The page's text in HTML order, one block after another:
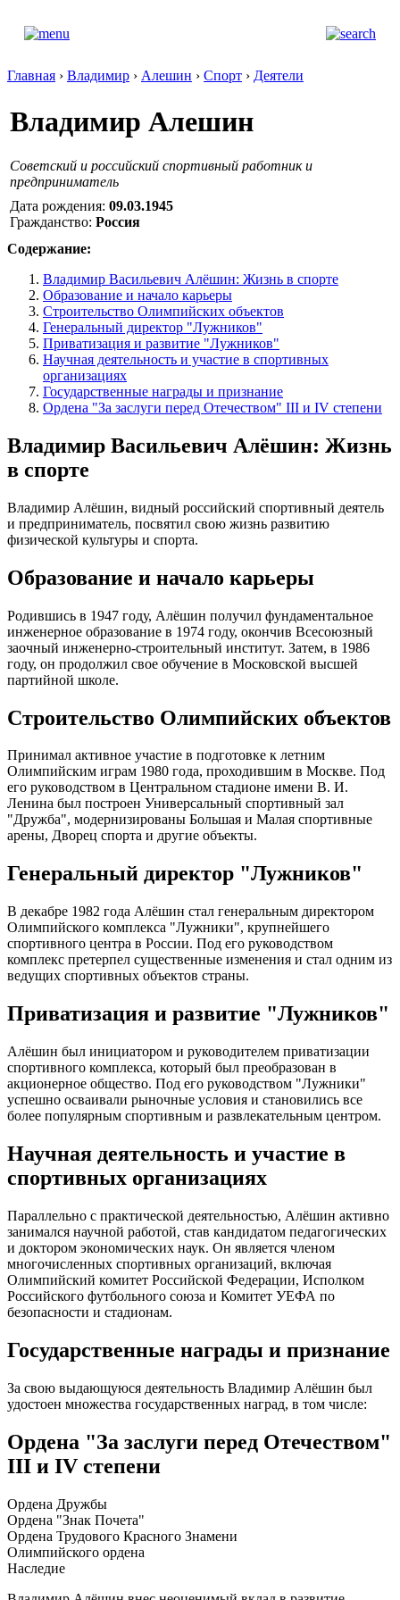
Главная › Владимир › Алешин › Спорт › Деятели
Владимир Алешин
Советский и российский спортивный работник и
предприниматель
Дата рождения: 09.03.1945
Гражданство: Россия
Содержание:
Владимир Васильевич Алёшин: Жизнь в спорте
Образование и начало карьеры
Строительство Олимпийских объектов
Генеральный директор "Лужников"
Приватизация и развитие "Лужников"
Научная деятельность и участие в спортивных
организациях
Государственные награды и признание
Ордена "За заслуги перед Отечеством" III и IV степени
Владимир Васильевич Алёшин: Жизнь
в спорте
Владимир Алёшин, видный российский спортивный деятель
и предприниматель, посвятил свою жизнь развитию
физической культуры и спорта.
Образование и начало карьеры
Родившись в 1947 году, Алёшин получил фундаментальное
инженерное образование в 1974 году, окончив Всесоюзный
заочный инженерно-строительный институт. Затем, в 1986
году, он продолжил свое обучение в Московской высшей
партийной школе.
Строительство Олимпийских объектов
Принимал активное участие в подготовке к летним
Олимпийским играм 1980 года, проходившим в Москве. Под
его руководством в Центральном стадионе имени В. И.
Ленина был построен Универсальный спортивный зал
"Дружба", модернизированы Большая и Малая спортивные
арены, Дворец спорта и другие объекты.
Генеральный директор "Лужников"
В декабре 1982 года Алёшин стал генеральным директором
Олимпийского комплекса "Лужники", крупнейшего
спортивного центра в России. Под его руководством
комплекс претерпел существенные изменения и стал одним из
ведущих спортивных объектов страны.
Приватизация и развитие "Лужников"
Алёшин был инициатором и руководителем приватизации
спортивного комплекса, который был преобразован в
акционерное общество. Под его руководством "Лужники"
успешно осваивали рыночные условия и становились все
более популярным спортивным и развлекательным центром.
Научная деятельность и участие в
спортивных организациях
Параллельно с практической деятельностью, Алёшин активно
занимался научной работой, став кандидатом педагогических
и доктором экономических наук. Он является членом
многочисленных спортивных организаций, включая
Олимпийский комитет Российской Федерации, Исполком
Российского футбольного союза и Комитет УЕФА по
безопасности и стадионам.
Государственные награды и признание
За свою выдающуюся деятельность Владимир Алёшин был
удостоен множества государственных наград, в том числе:
Ордена "За заслуги перед Отечеством"
III и IV степени
Ордена Дружбы
Ордена "Знак Почета"
Ордена Трудового Красного Знамени
Олимпийского ордена
Наследие